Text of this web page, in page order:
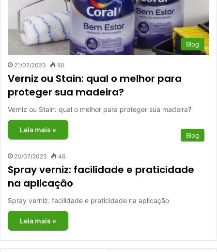
Blog
21/07/2023 80
Verniz ou Stain: qual o melhor para
proteger sua madeira?
Verniz ou Stain: qual o melhor para proteger sua madeira?
Leia mais »
Blog
20/07/2023 46
Spray verniz: facilidade e praticidade
na aplicação
Spray verniz: facilidade e praticidade na aplicação
Leia mais »